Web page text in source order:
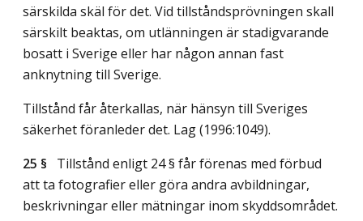
särskilda skäl för det. Vid tillståndsprövningen skall
särskilt beaktas, om utlänningen är stadigvarande
bosatt i Sverige eller har någon annan fast
anknytning till Sverige.
Tillstånd får återkallas, när hänsyn till Sveriges
säkerhet föranleder det. Lag (1996:1049).
25 § Tillstånd enligt 24 § får förenas med förbud
att ta fotografier eller göra andra avbildningar,
beskrivningar eller mätningar inom skyddsområdet.